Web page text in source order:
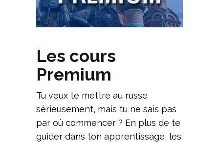
Les cours
Premium
Tu veux te mettre au russe
sérieusement, mais tu ne sais pas
par où commencer ? En plus de te
guider dans ton apprentissage, les